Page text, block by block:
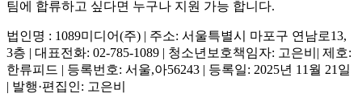
팀에 합류하고 싶다면 누구나 지원 가능 합니다.
법인명 : 1089미디어(주) | 주소: 서울특별시 마포구 연남로13,
3층 | 대표전화: 02-785-1089 | 청소년보호책임자: 고은비| 제호:
한류피드 | 등록번호: 서울,아56243 | 등록일: 2025년 11월 21일
| 발행·편집인: 고은비